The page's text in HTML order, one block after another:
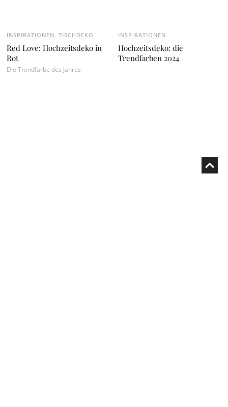
INSPIRATIONEN ,TISCHDEKO
Red Love: Hochzeitsdeko in
Rot
Die Trendfarbe des Jahres
INSPIRATIONEN
Hochzeitsdeko: die
Trendfarben 2024